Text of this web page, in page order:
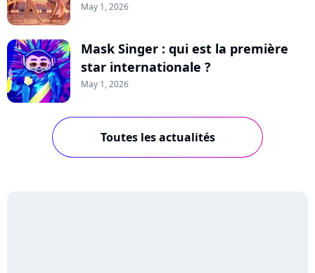
May 1, 2026
Mask Singer : qui est la première
star internationale ?
May 1, 2026
Toutes les actualités